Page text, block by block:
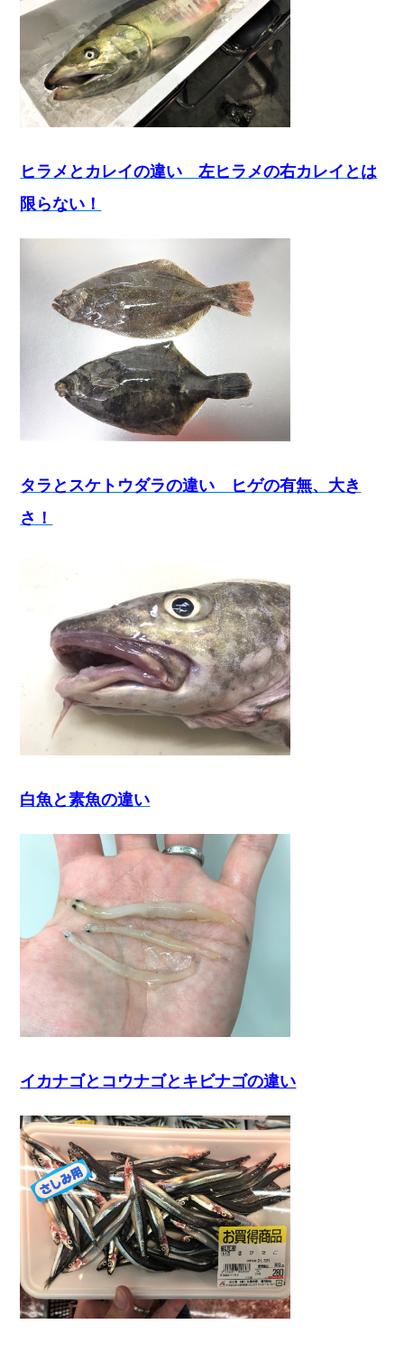
ヒラメとカレイの違い 左ヒラメの右カレイとは
限らない！
タラとスケトウダラの違い ヒゲの有無、大き
さ！
白魚と素魚の違い
イカナゴとコウナゴとキビナゴの違い